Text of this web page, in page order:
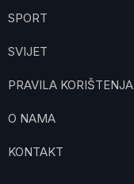
SPORT
SVIJET
PRAVILA KORIŠTENJA
O NAMA
KONTAKT